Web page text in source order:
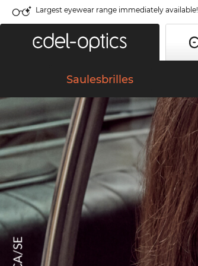
Largest eyewear range immediately available!
Saulesbrilles